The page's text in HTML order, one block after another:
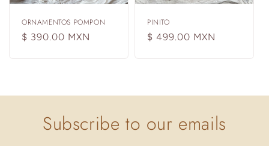
ORNAMENTOS POMPON
Precio
$ 390.00 MXN
PINITO
Precio
$ 499.00 MXN
Subscribe to our emails